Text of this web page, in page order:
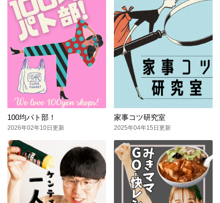
100均パト部！
2026年02年10日更新
家事コツ研究室
2025年04年15日更新